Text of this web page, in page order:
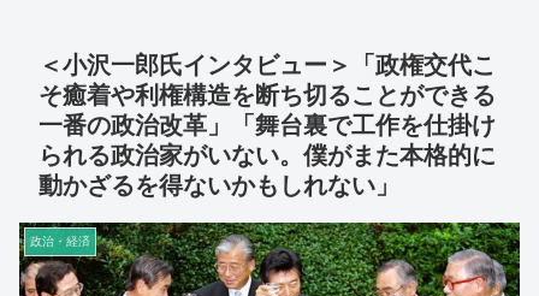
＜小沢一郎氏インタビュー＞「政権交代こ
そ癒着や利権構造を断ち切ることができる
一番の政治改革」「舞台裏で工作を仕掛け
られる政治家がいない。僕がまた本格的に
動かざるを得ないかもしれない」
政治・経済